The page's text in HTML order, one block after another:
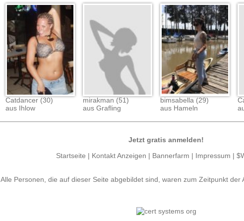
Catdancer (30)
aus Ihlow
mirakman (51)
aus Grafling
bimsabella (29)
aus Hameln
Jetzt gratis anmelden!
Startseite | Kontakt Anzeigen | Bannerfarm | Impressum |
Alle Personen, die auf dieser Seite abgebildet sind, waren zum Zeitpunkt der